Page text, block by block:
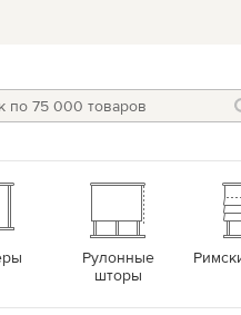
Рулонные
шторы